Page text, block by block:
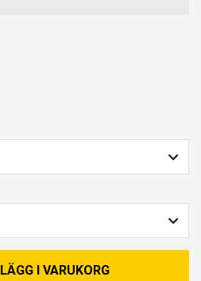
LÄGG I VARUKORG